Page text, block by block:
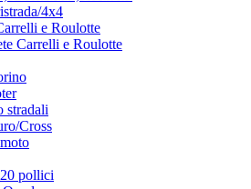
4x4
e Roulotte
Carrelli e Roulotte
stradali
Cross
pollici